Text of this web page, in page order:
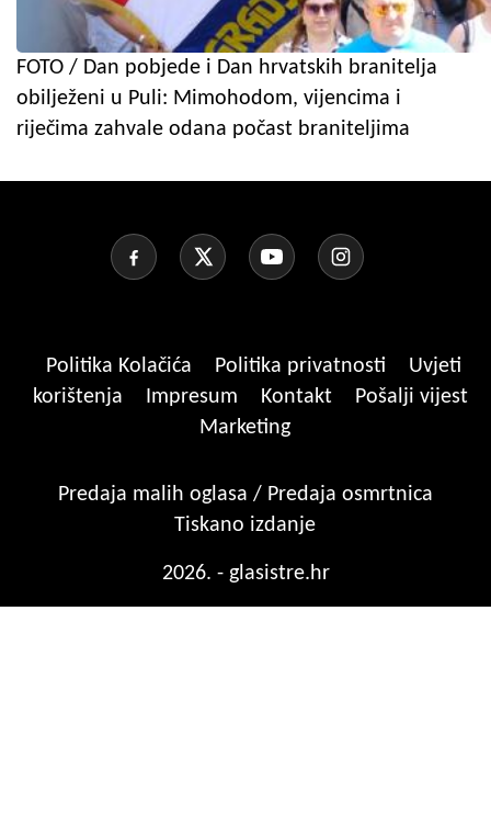
FOTO / Dan pobjede i Dan hrvatskih branitelja
obilježeni u Puli: Mimohodom, vijencima i
riječima zahvale odana počast braniteljima
Politika Kolačića Politika privatnosti
Uvjeti
korištenja
Impresum Kontakt
Pošalji vijest
Marketing
Predaja malih oglasa / Predaja osmrtnica
Tiskano izdanje
2026. - glasistre.hr